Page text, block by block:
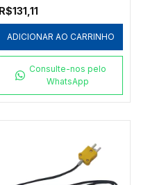
R$131,11
ADICIONAR AO CARRINHO
Consulte-nos pelo
WhatsApp